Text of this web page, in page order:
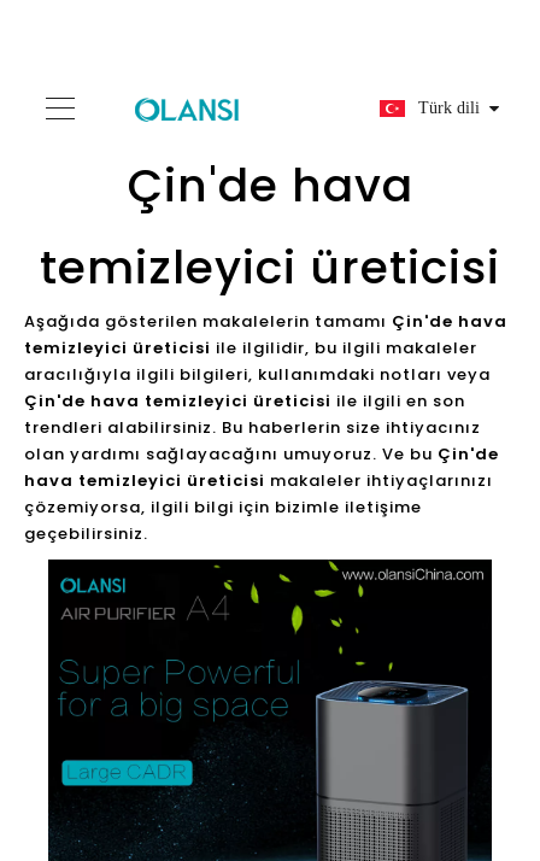
Türk dili
Çin'de hava
temizleyici üreticisi
Aşağıda gösterilen makalelerin tamamı Çin'de hava
temizleyici üreticisi ile ilgilidir, bu ilgili makaleler
aracılığıyla ilgili bilgileri, kullanımdaki notları veya
Çin'de hava temizleyici üreticisi ile ilgili en son
trendleri alabilirsiniz. Bu haberlerin size ihtiyacınız
olan yardımı sağlayacağını umuyoruz. Ve bu Çin'de
hava temizleyici üreticisi makaleler ihtiyaçlarınızı
çözemiyorsa, ilgili bilgi için bizimle iletişime
geçebilirsiniz.